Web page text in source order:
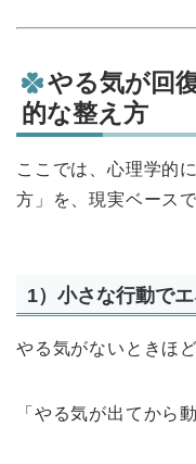
やる気が回
的な整え方
ここでは、心理学的
方」を、現実ベース
1）小さな行動で
やる気がないときほど
「やる気が出てから